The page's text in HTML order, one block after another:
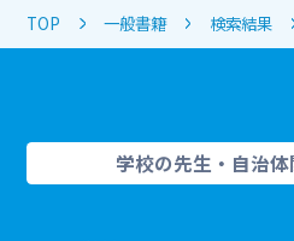
TOP 一般書籍 検索結果
学校の先生・自治